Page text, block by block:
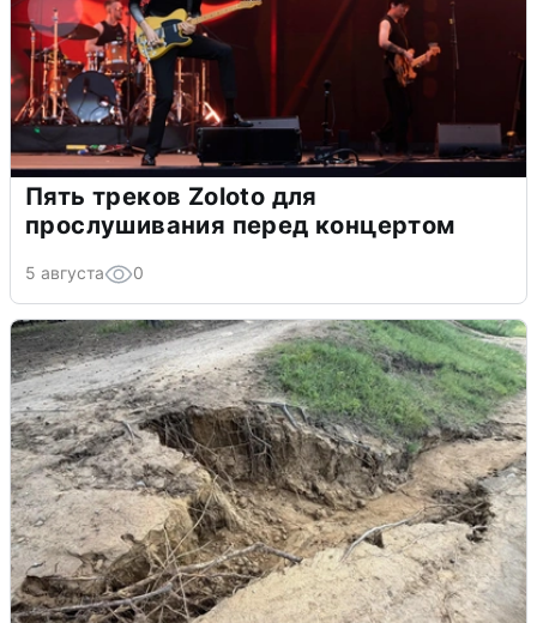
Пять треков Zoloto для
прослушивания перед концертом
5 августа 0